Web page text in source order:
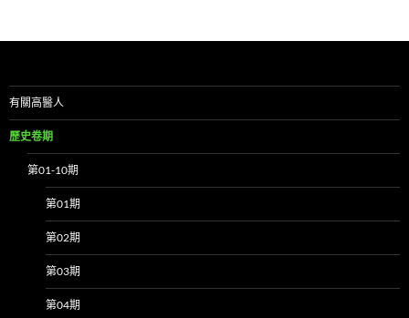
有關高醫人
歷史卷期
第01-10期
第01期
第02期
第03期
第04期